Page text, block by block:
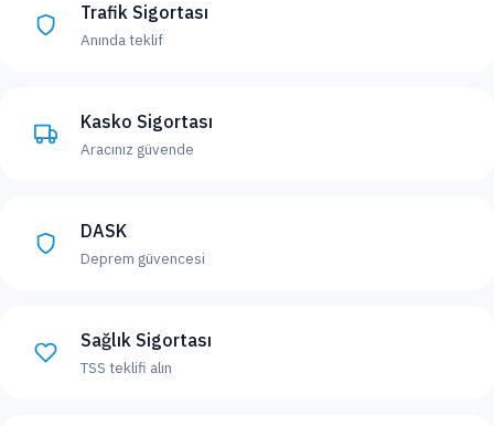
Trafik Sigortası
Anında teklif
Kasko Sigortası
Aracınız güvende
DASK
Deprem güvencesi
Sağlık Sigortası
TSS teklifi alın